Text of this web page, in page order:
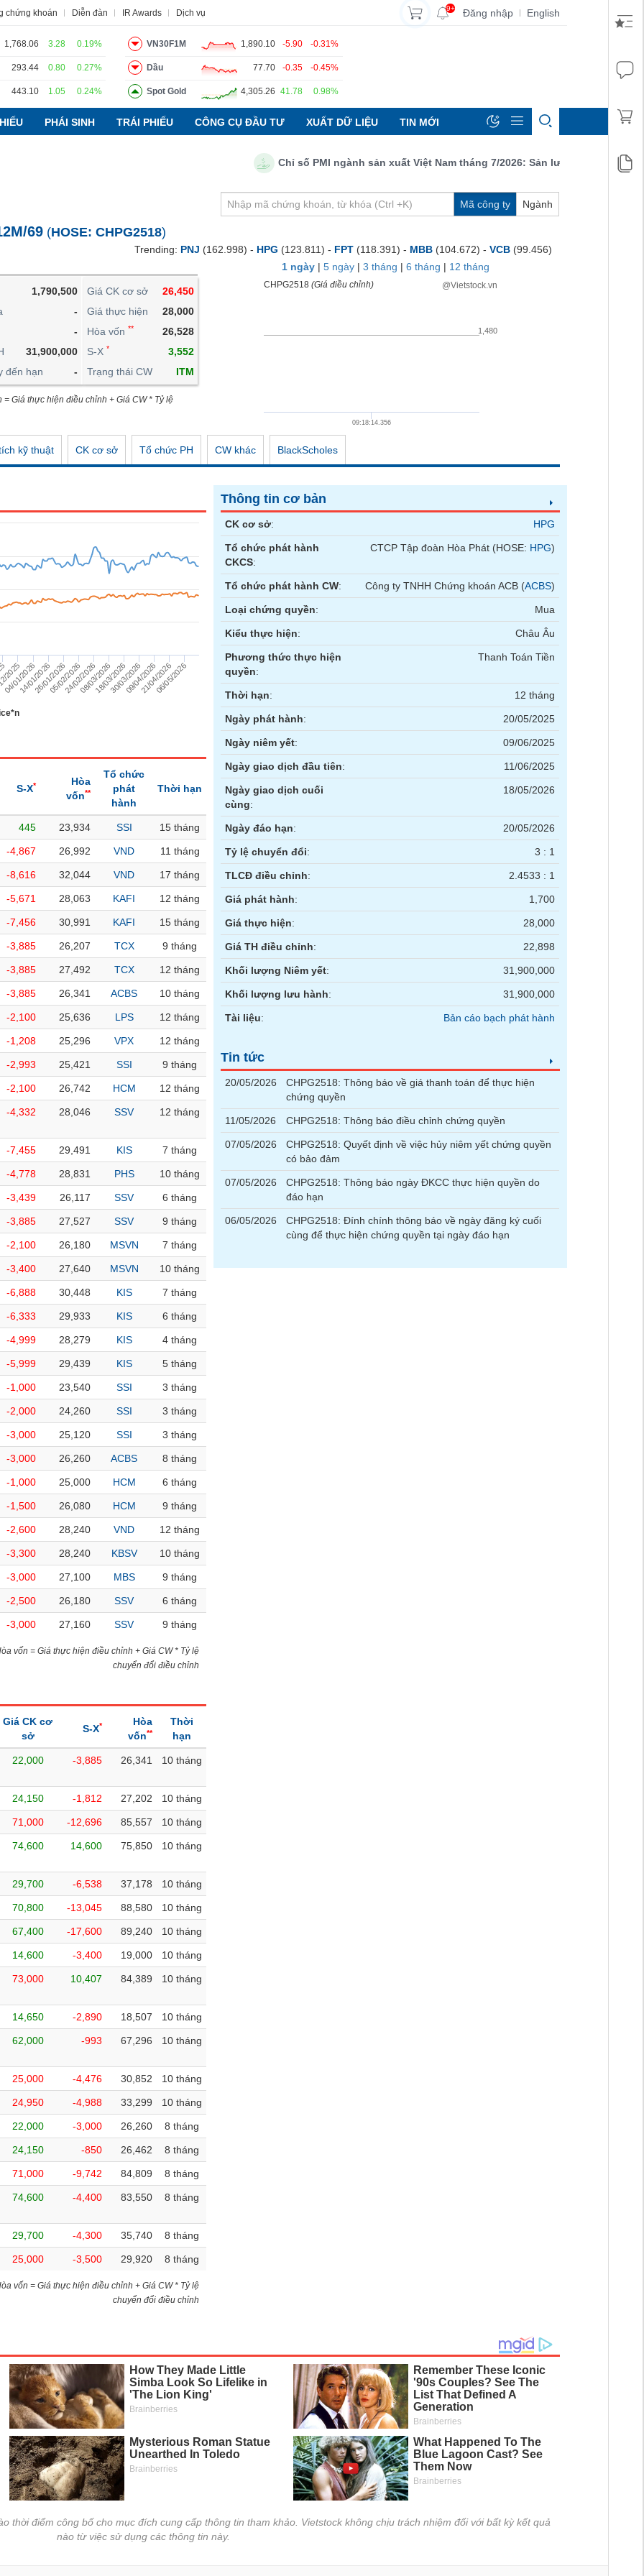
chứng khoán Diễn đàn IR Awards Dịch vụ 9+ Đăng nhập | English
1,768.06 3.28 0.19%
293.44 0.80 0.27%
443.10 1.05 0.24%
VN30F1M 1,890.10 -5.90 -0.31%
Dầu 77.70 -0.35 -0.45%
Spot Gold 4,305.26 41.78 0.98%
PHÁI SINH TRÁI PHIẾU CÔNG CỤ ĐẦU TƯ XUẤT DỮ LIỆU TIN MỚI
Chỉ số PMI ngành sản xuất Việt Nam tháng 7/2026: Sản lượng, số lượng đơn
Mã công ty Ngành
69 (HOSE: CHPG2518)
1,790,500
-
-
31,900,000
đến hạn
-
Giá CK cơ sở
26,450
Giá thực hiện
28,000
Hòa vốn **
26,528
S-X *
3,552
Trạng thái CW
ITM
Giá thực hiện điều chỉnh + Giá CW * Tỷ lệ
Trending: PNJ (162.998) - HPG (123.811) - FPT (118.391) - MBB (104.672) - VCB (99.456)
1 ngày | 5 ngày | 3 tháng | 6 tháng | 12 tháng
CHPG2518(Giá điều chỉnh) @Vietstock.vn
09:18:14.356
1,480
kỹ thuật CK cơ sở Tổ chức PH CW khác BlackScholes
04/01/2026
14/01/2026
26/01/2026
05/02/2026
24/02/2026
08/03/2026
18/03/2026
30/03/2026
09/04/2026
21/04/2026
06/05/2026
S-X*
Hòa
vốn**
Tổ chức
phát
hành
Thời hạn
445 23,934 SSI 15 tháng
-4,867 26,992 VND 11 tháng
-8,616 32,044 VND 17 tháng
-5,671 28,063 KAFI 12 tháng
-7,456 30,991 KAFI 15 tháng
-3,885 26,207 TCX 9 tháng
-3,885 27,492 TCX 12 tháng
-3,885 26,341 ACBS 10 tháng
-2,100 25,636 LPS 12 tháng
-1,208 25,296 VPX 12 tháng
-2,993 25,421 SSI 9 tháng
-2,100 26,742 HCM 12 tháng
-4,332 28,046 SSV 12 tháng
-7,455 29,491 KIS 7 tháng
-4,778 28,831 PHS 10 tháng
-3,439 26,117 SSV 6 tháng
-3,885 27,527 SSV 9 tháng
-2,100 26,180 MSVN 7 tháng
-3,400 27,640 MSVN 10 tháng
-6,888 30,448 KIS 7 tháng
-6,333 29,933 KIS 6 tháng
-4,999 28,279 KIS 4 tháng
-5,999 29,439 KIS 5 tháng
-1,000 23,540 SSI 3 tháng
-2,000 24,260 SSI 3 tháng
-3,000 25,120 SSI 3 tháng
-3,000 26,260 ACBS 8 tháng
-1,000 25,000 HCM 6 tháng
-1,500 26,080 HCM 9 tháng
-2,600 28,240 VND 12 tháng
-3,300 28,240 KBSV 10 tháng
-3,000 27,100 MBS 9 tháng
-2,500 26,180 SSV 6 tháng
-3,000 27,160 SSV 9 tháng
vốn = Giá thực hiện điều chỉnh + Giá CW * Tỷ lệ
chuyển đổi điều chỉnh
Giá CK cơ
sở
S-X*
Hòa
vốn**
Thời
hạn
22,000 -3,885 26,341 10 tháng
24,150 -1,812 27,202 10 tháng
71,000 -12,696 85,557 10 tháng
74,600 14,600 75,850 10 tháng
29,700 -6,538 37,178 10 tháng
70,800 -13,045 88,580 10 tháng
67,400 -17,600 89,240 10 tháng
14,600 -3,400 19,000 10 tháng
73,000 10,407 84,389 10 tháng
14,650 -2,890 18,507 10 tháng
62,000 -993 67,296 10 tháng
25,000 -4,476 30,852 10 tháng
24,950 -4,988 33,299 10 tháng
22,000 -3,000 26,260 8 tháng
24,150 -850 26,462 8 tháng
71,000 -9,742 84,809 8 tháng
74,600 -4,400 83,550 8 tháng
29,700 -4,300 35,740 8 tháng
25,000 -3,500 29,920 8 tháng
vốn = Giá thực hiện điều chỉnh + Giá CW * Tỷ lệ
chuyển đổi điều chỉnh
Thông tin cơ bản
CK cơ sở: HPG
Tổ chức phát hành
CKCS:
CTCP Tập đoàn Hòa Phát (HOSE: HPG)
Tổ chức phát hành CW: Công ty TNHH Chứng khoán ACB (ACBS)
Loại chứng quyền: Mua
Kiểu thực hiện: Châu Âu
Phương thức thực hiện
quyền:
Thanh Toán Tiền
Thời hạn: 12 tháng
Ngày phát hành: 20/05/2025
Ngày niêm yết: 09/06/2025
Ngày giao dịch đầu tiên: 11/06/2025
Ngày giao dịch cuối
cùng:
18/05/2026
Ngày đáo hạn: 20/05/2026
Tỷ lệ chuyển đổi: 3 : 1
TLCĐ điều chỉnh: 2.4533 : 1
Giá phát hành: 1,700
Giá thực hiện: 28,000
Giá TH điều chỉnh: 22,898
Khối lượng Niêm yết: 31,900,000
Khối lượng lưu hành: 31,900,000
Tài liệu: Bản cáo bạch phát hành
Tin tức
20/05/2026
CHPG2518: Thông báo về giá thanh toán để thực hiện
chứng quyền
11/05/2026 CHPG2518: Thông báo điều chỉnh chứng quyền
07/05/2026
CHPG2518: Quyết định về việc hủy niêm yết chứng quyền
có bảo đảm
07/05/2026
CHPG2518: Thông báo ngày ĐKCC thực hiện quyền do
đáo hạn
06/05/2026
CHPG2518: Đính chính thông báo về ngày đăng ký cuối
cùng để thực hiện chứng quyền tại ngày đáo hạn
thời điểm công bố cho mục đích cung cấp thông tin tham khảo. Vietstock không chịu trách nhiệm đối với bất kỳ kết quả
nào từ việc sử dụng các thông tin này.
Tin tức Báo cáo phân tích Thuật ngữ Dịch vụ
DOANH NGHIỆP
PHÁI SINH
TRÁI PHIẾU
CÔNG CỤ ĐẦU TƯ
XUẤT DỮ LIỆU
TIN MỚI
Hợp đồng tương lai Trái phiếu